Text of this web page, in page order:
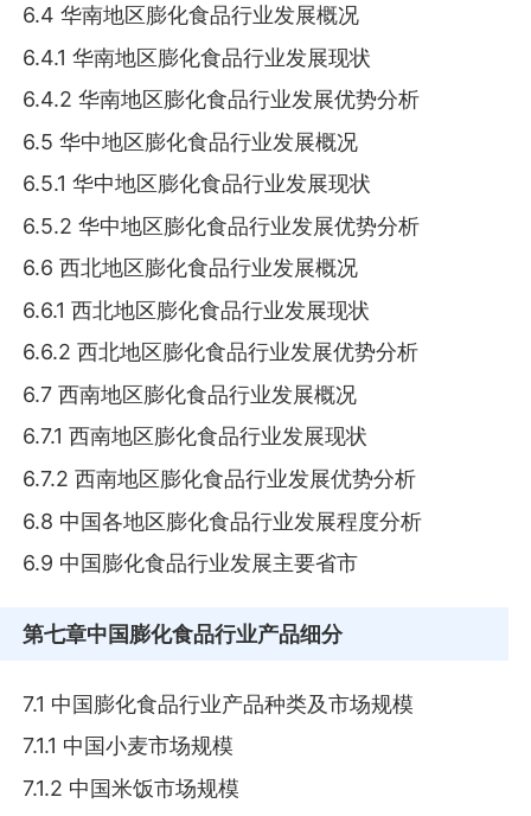
6.4 华南地区膨化食品行业发展概况
6.4.1 华南地区膨化食品行业发展现状
6.4.2 华南地区膨化食品行业发展优势分析
6.5 华中地区膨化食品行业发展概况
6.5.1 华中地区膨化食品行业发展现状
6.5.2 华中地区膨化食品行业发展优势分析
6.6 西北地区膨化食品行业发展概况
6.6.1 西北地区膨化食品行业发展现状
6.6.2 西北地区膨化食品行业发展优势分析
6.7 西南地区膨化食品行业发展概况
6.7.1 西南地区膨化食品行业发展现状
6.7.2 西南地区膨化食品行业发展优势分析
6.8 中国各地区膨化食品行业发展程度分析
6.9 中国膨化食品行业发展主要省市
第七章中国膨化食品行业产品细分
7.1 中国膨化食品行业产品种类及市场规模
7.1.1 中国小麦市场规模
7.1.2 中国米饭市场规模